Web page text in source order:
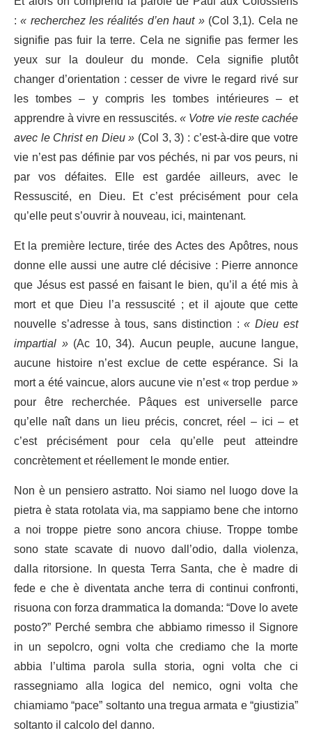
:« recherchez les réalités d’en haut »(Col 3,1). Cela ne
signifie pas fuir la terre. Cela ne signifie pas fermer les
yeux sur la douleur du monde. Cela signifie plutôt
changer d’orientation : cesser de vivre le regard rivé sur
les tombes – y compris les tombes intérieures – et
apprendre à vivre en ressuscités.« Votre vie reste cachée
avec le Christ en Dieu »(Col 3, 3) : c’est-à-dire que votre
vie n’est pas définie par vos péchés, ni par vos peurs, ni
par vos défaites. Elle est gardée ailleurs, avec le
Ressuscité, en Dieu. Et c’est précisément pour cela
qu’elle peut s’ouvrir à nouveau, ici, maintenant.
Et la première lecture, tirée des Actes des Apôtres, nous
donne elle aussi une autre clé décisive : Pierre annonce
que Jésus est passé en faisant le bien, qu’il a été mis à
mort et que Dieu l’a ressuscité ; et il ajoute que cette
nouvelle s’adresse à tous, sans distinction :« Dieu est
impartial »(Ac 10, 34). Aucun peuple, aucune langue,
aucune histoire n’est exclue de cette espérance. Si la
mort a été vaincue, alors aucune vie n’est « trop perdue »
pour être recherchée. Pâques est universelle parce
qu’elle naît dans un lieu précis, concret, réel – ici – et
c’est précisément pour cela qu’elle peut atteindre
concrètement et réellement le monde entier.
Non è un pensiero astratto. Noi siamo nel luogo dove la
pietra è stata rotolata via, ma sappiamo bene che intorno
a noi troppe pietre sono ancora chiuse. Troppe tombe
sono state scavate di nuovo dall’odio, dalla violenza,
dalla ritorsione. In questa Terra Santa, che è madre di
fede e che è diventata anche terra di continui confronti,
risuona con forza drammatica la domanda: “Dove lo avete
posto?” Perché sembra che abbiamo rimesso il Signore
in un sepolcro, ogni volta che crediamo che la morte
abbia l’ultima parola sulla storia, ogni volta che ci
rassegniamo alla logica del nemico, ogni volta che
chiamiamo “pace” soltanto una tregua armata e “giustizia”
soltanto il calcolo del danno.